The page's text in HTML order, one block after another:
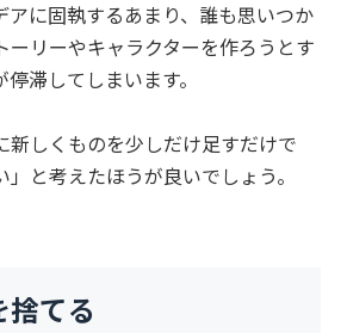
アに固執するあまり、誰も思いつか
ーリーやキャラクターを作ろうとす
滞してしまいます。
新しくものを少しだけ足すだけで
と考えたほうが良いでしょう。
てる